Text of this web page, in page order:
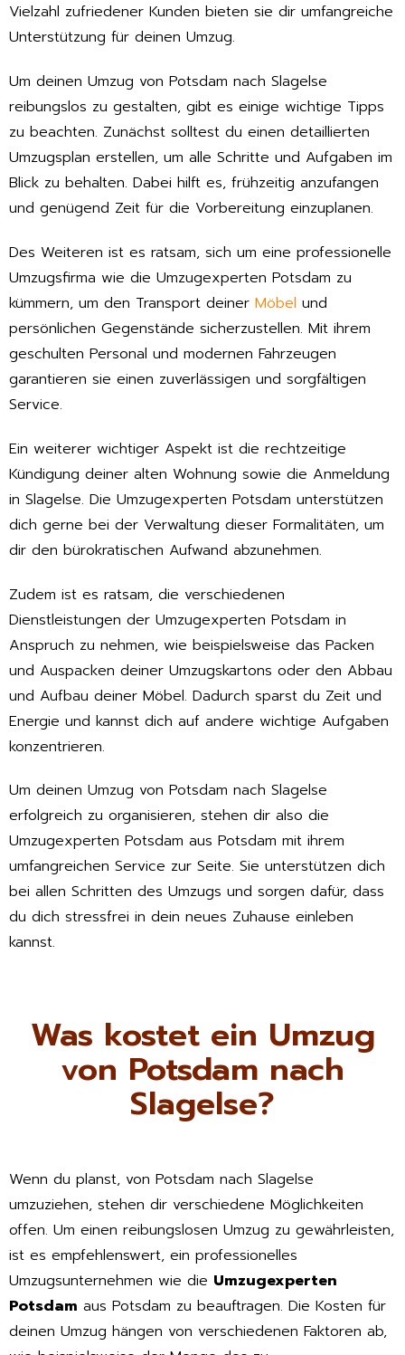
Vielzahl zufriedener Kunden bieten sie dir umfangreiche
Unterstützung für deinen Umzug.
Um deinen Umzug von Potsdam nach Slagelse
reibungslos zu gestalten, gibt es einige wichtige Tipps
zu beachten. Zunächst solltest du einen detaillierten
Umzugsplan erstellen, um alle Schritte und Aufgaben im
Blick zu behalten. Dabei hilft es, frühzeitig anzufangen
und genügend Zeit für die Vorbereitung einzuplanen.
Des Weiteren ist es ratsam, sich um eine professionelle
Umzugsfirma wie die Umzugexperten Potsdam zu
kümmern, um den Transport deiner Möbel und
persönlichen Gegenstände sicherzustellen. Mit ihrem
geschulten Personal und modernen Fahrzeugen
garantieren sie einen zuverlässigen und sorgfältigen
Service.
Ein weiterer wichtiger Aspekt ist die rechtzeitige
Kündigung deiner alten Wohnung sowie die Anmeldung
in Slagelse. Die Umzugexperten Potsdam unterstützen
dich gerne bei der Verwaltung dieser Formalitäten, um
dir den bürokratischen Aufwand abzunehmen.
Zudem ist es ratsam, die verschiedenen
Dienstleistungen der Umzugexperten Potsdam in
Anspruch zu nehmen, wie beispielsweise das Packen
und Auspacken deiner Umzugskartons oder den Abbau
und Aufbau deiner Möbel. Dadurch sparst du Zeit und
Energie und kannst dich auf andere wichtige Aufgaben
konzentrieren.
Um deinen Umzug von Potsdam nach Slagelse
erfolgreich zu organisieren, stehen dir also die
Umzugexperten Potsdam aus Potsdam mit ihrem
umfangreichen Service zur Seite. Sie unterstützen dich
bei allen Schritten des Umzugs und sorgen dafür, dass
du dich stressfrei in dein neues Zuhause einleben
kannst.
Was kostet ein Umzug
von Potsdam nach
Slagelse?
Wenn du planst, von Potsdam nach Slagelse
umzuziehen, stehen dir verschiedene Möglichkeiten
offen. Um einen reibungslosen Umzug zu gewährleisten,
ist es empfehlenswert, ein professionelles
Umzugsunternehmen wie die Umzugexperten
Potsdam aus Potsdam zu beauftragen. Die Kosten für
deinen Umzug hängen von verschiedenen Faktoren ab,